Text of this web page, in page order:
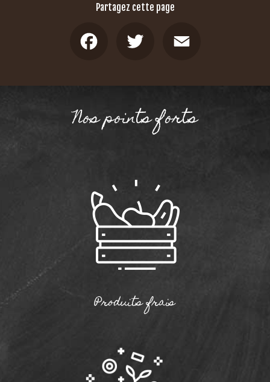
Partagez cette page
Nos points forts
Produits frais